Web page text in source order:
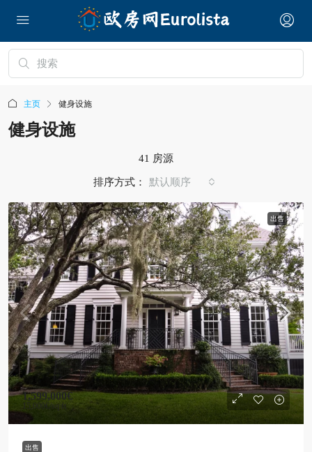
主页 健身设施
健身设施
41 房源
排序方式： 默认顺序
出售
1,599,000€
15,000€/sq ft
出售